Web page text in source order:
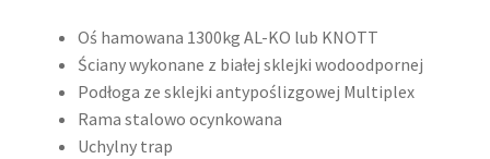
Oś hamowana 1300kg AL-KO lub KNOTT
Ściany wykonane z białej sklejki wodoodpornej
Podłoga ze sklejki antypoślizgowej Multiplex
Rama stalowo ocynkowana
Uchylny trap